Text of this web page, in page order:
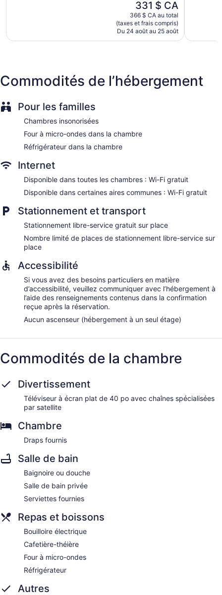
Le
prix
est
de
331 $ CA
331 $ CA
366 $ CA au total
(taxes et frais compris)
Du 24 août au 25 août
Commodités de l’hébergement
Pour les familles
Chambres insonorisées
Four à micro-ondes dans la chambre
Réfrigérateur dans la chambre
Internet
Disponible dans toutes les chambres : Wi-Fi gratuit
Disponible dans certaines aires communes : Wi-Fi gratuit
Stationnement et transport
Stationnement libre-service gratuit sur place
Nombre limité de places de stationnement libre-service sur
place
Accessibilité
Si vous avez des besoins particuliers en matière
d’accessibilité, veuillez communiquer avec l’hébergement à
l’aide des renseignements contenus dans la confirmation
reçue après la réservation.
Aucun ascenseur (hébergement à un seul étage)
Commodités de la chambre
Divertissement
Téléviseur à écran plat de 40 po avec chaînes spécialisées
par satellite
Chambre
Draps fournis
Salle de bain
Baignoire ou douche
Salle de bain privée
Serviettes fournies
Repas et boissons
Bouilloire électrique
Cafetière-théière
Four à micro-ondes
Réfrigérateur
Autres